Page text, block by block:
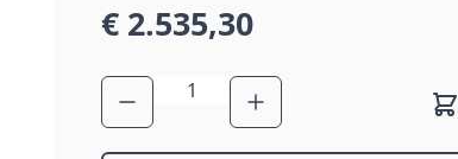
€ 2.535,30
Aantal